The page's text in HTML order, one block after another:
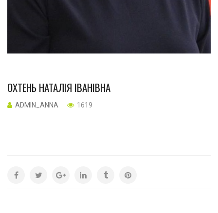
ОХТЕНЬ НАТАЛІЯ ІВАНІВНА
ADMIN_ANNA 1619